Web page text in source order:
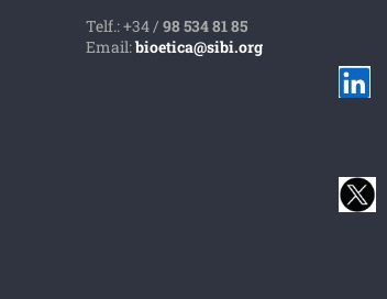
Telf.: +34 / 98 534 81 85
Email:bioetica@sibi.org